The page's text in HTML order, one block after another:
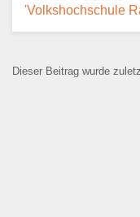
E-Mail*
'Volkshochschule
Dieser Beitrag wurde